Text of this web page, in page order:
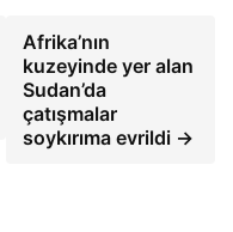
Afrika’nın
kuzeyinde yer alan
Sudan’da
çatışmalar
soykırıma evrildi →